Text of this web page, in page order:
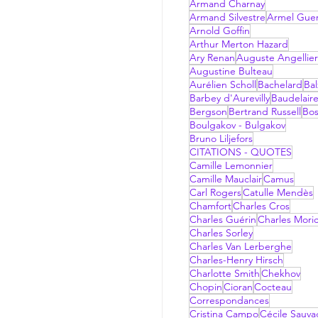
Armand Charnay
Armand SilvestreArmel
Arnold Goffin
Arthur Merton Hazard
Ary RenanAuguste Angellier
Augustine Bulteau
Aurélien Scholl Bachelard
Barbey d'AurevillyBaudelaire
Bergson Bertrand Russell
Boulgakov - Bulgakov
Bruno Liljefors
CITATIONS - QUOTES
Camille Lemonnier
Camille MauclairCamus
Carl RogersCatulle Mendès
ChamfortCharles Cros
Charles GuérinCharles
Charles Sorley
Charles Van Lerberghe
Charles-Henry Hirsch
Charlotte SmithChekhov
ChopinCioranCocteau
Correspondances
Cristina CampoCécile